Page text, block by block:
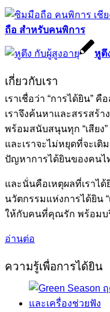
ถือ สำหรับคนพิการ
หูตึ
เกี่ยวกับเรา
เราเชื่อว่า “การได้ยิน”
เราจึงค้นหาและสรรสร้
พร้อมสนับสนุนทุก “เสียง
และเราจะไม่หยุดที่จะเติ
ปัญหาการได้ยินของคนไ
และนั่นคือเหตุผลที่เราไ
นวัตกรรมแห่งการได้ยิน “
ให้กับคนที่คุณรัก พร้อมบ
อ่านต่อ
ความรู้เพื่อการได้ยิน